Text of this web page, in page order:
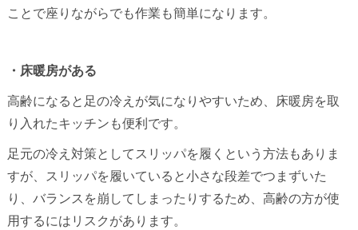
ことで座りながらでも作業も簡単になります。
・床暖房がある
高齢になると足の冷えが気になりやすいため、床暖房を取
り入れたキッチンも便利です。
足元の冷え対策としてスリッパを履くという方法もありま
すが、スリッパを履いていると小さな段差でつまずいた
り、バランスを崩してしまったりするため、高齢の方が使
用するにはリスクがあります。